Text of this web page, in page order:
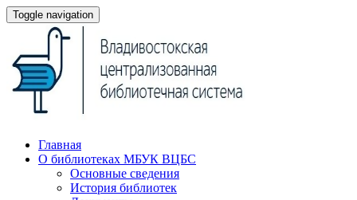
Toggle navigation
Главная
О библиотеках МБУК ВЦБС
Основные сведения
История библиотек